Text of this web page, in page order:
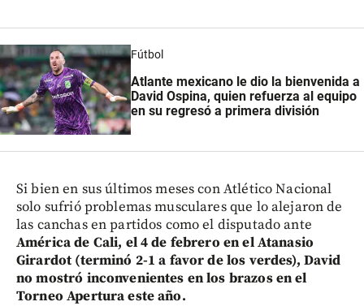
Fútbol
Atlante mexicano le dio la bienvenida a
David Ospina, quien refuerza al equipo
en su regresó a primera división
Si bien en sus últimos meses con Atlético Nacional
solo sufrió problemas musculares que lo alejaron de
las canchas en partidos como el disputado ante
América de Cali, el 4 de febrero en el Atanasio
Girardot (terminó 2-1 a favor de los verdes), David
no mostró inconvenientes en los brazos en el
Torneo Apertura este año.